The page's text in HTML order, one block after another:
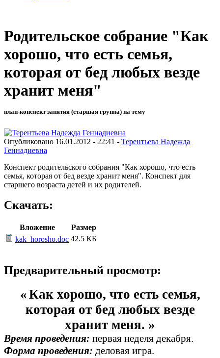
Родительское собрание "Как
хорошо, что есть семья,
которая от бед любых везде
хранит меня"
план-конспект занятия (старшая группа) на тему
Опубликовано 16.01.2012 - 22:41 - Терентьева Надежда
Геннадиевна
Конспект родительского собрания "Как хорошо, что есть
семья, которая от бед везде хранит меня". Конспект для
старшего возраста детей и их родителей.
Скачать:
Вложение
Размер
kak_horosho.doc 42.5 КБ
Предварительный просмотр:
«Как хорошо, что есть семья,
которая от бед любых везде
хранит меня. »
Время проведения: первая неделя декабря.
Форма проведения: деловая игра.